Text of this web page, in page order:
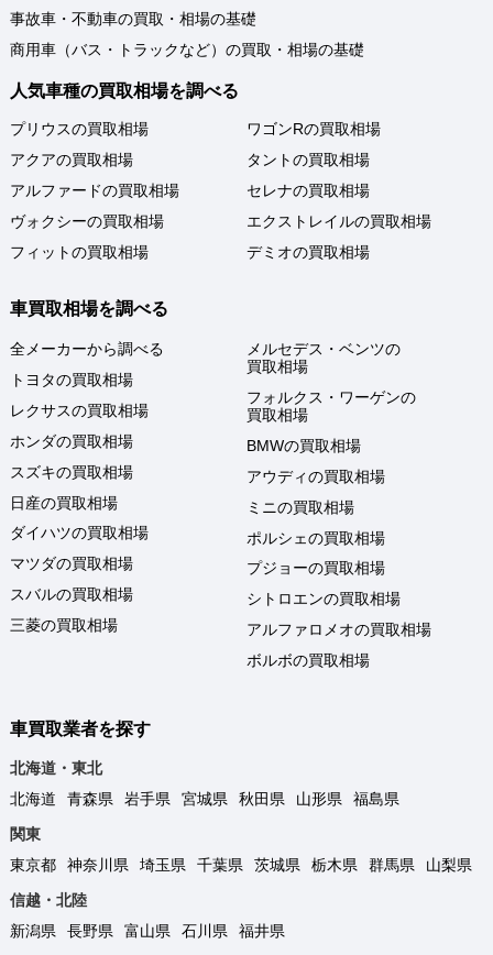
事故車・不動車の買取・相場の基礎
商用車（バス・トラックなど）の買取・相場の基礎
人気車種の買取相場を調べる
プリウスの買取相場
アクアの買取相場
アルファードの買取相場
ヴォクシーの買取相場
フィットの買取相場
ワゴンRの買取相場
タントの買取相場
セレナの買取相場
エクストレイルの買取相場
デミオの買取相場
車買取相場を調べる
全メーカーから調べる
トヨタの買取相場
レクサスの買取相場
ホンダの買取相場
スズキの買取相場
日産の買取相場
ダイハツの買取相場
マツダの買取相場
スバルの買取相場
三菱の買取相場
メルセデス・ベンツの
買取相場
フォルクス・ワーゲンの
買取相場
BMWの買取相場
アウディの買取相場
ミニの買取相場
ポルシェの買取相場
プジョーの買取相場
シトロエンの買取相場
アルファロメオの買取相場
ボルボの買取相場
車買取業者を探す
北海道・東北
北海道
青森県 岩手県 宮城県 秋田県 山形県
福島県
関東
東京都
神奈川県 埼玉県 千葉県 茨城県 栃木県 群馬県
山梨県
信越・北陸
新潟県
長野県 富山県 石川県
福井県